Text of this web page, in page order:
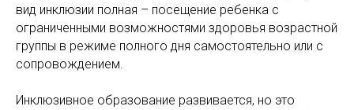
вид инклюзии полная – посещение ребенка с
ограниченными возможностями здоровья возрастной
группы в режиме полного дня самостоятельно или с
сопровождением.
Инклюзивное образование развивается, но это